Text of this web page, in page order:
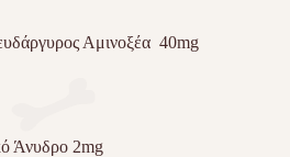
Αμινοξέα 40mg
Άνυδρο 2mg